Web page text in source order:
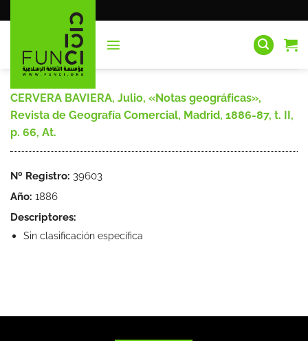
al
CERVERA BAVIERA, Julio, «Notas geográficas»,
Revista de Geografía Comercial, Madrid, 1886-87, t. II,
p. 66, At.
Nº Registro: 39603
Año: 1886
Descriptores:
Sin clasificación específica